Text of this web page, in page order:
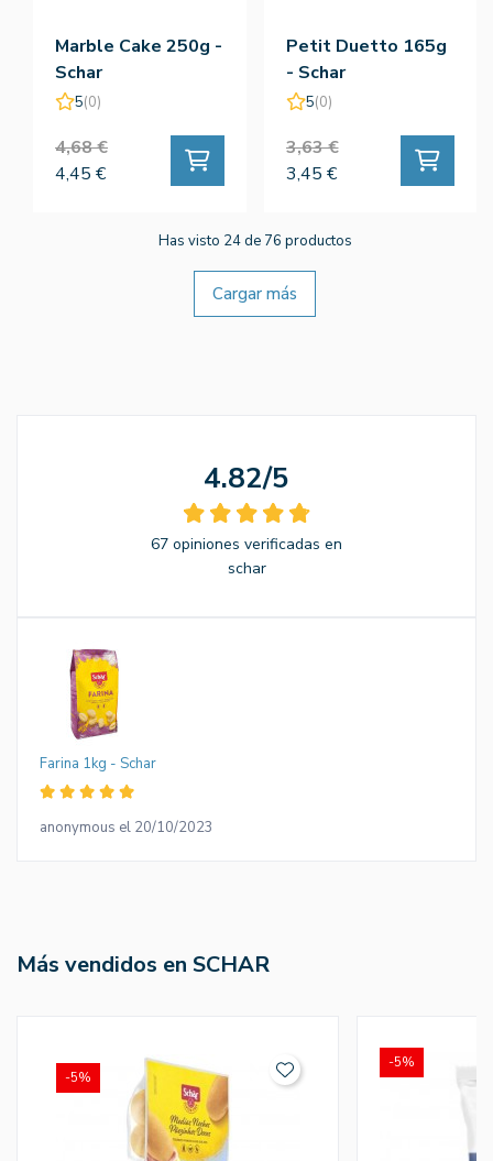
Marble Cake 250g -
Schar
5(0)
4,68 €
4,45 €
Petit Duetto 165g
- Schar
5(0)
3,63 €
3,45 €
Has visto 24 de 76 productos
Cargar más
4.82/5
67 opiniones verificadas en
schar
Farina 1kg - Schar
anonymous el 20/10/2023
Más vendidos en SCHAR
-5%
-5%